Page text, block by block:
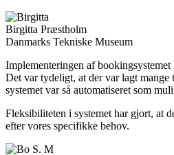
Birgitta Præstholm
Danmarks Tekniske Museum
Implementeringen af
Det var tydeligt, at der var lagt mange
systemet var så automatiseret som
Fleksibiliteten i systemet har gjort, at
efter vores specifikke behov.